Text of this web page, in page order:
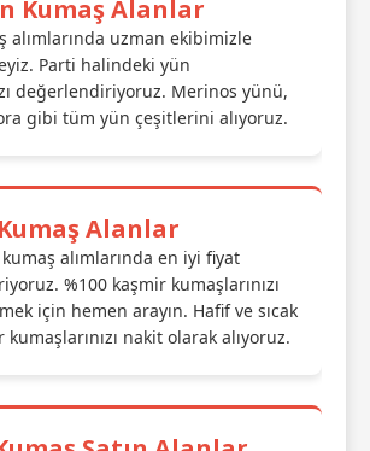
Kumaş Alanlar
alımlarında uzman ekibimizle
Parti halindeki yün
değerlendiriyoruz. Merinos yünü,
gibi tüm yün çeşitlerini alıyoruz.
Alanlar
alımlarında en iyi fiyat
%100 kaşmir kumaşlarınızı
için hemen arayın. Hafif ve sıcak
nakit olarak alıyoruz.